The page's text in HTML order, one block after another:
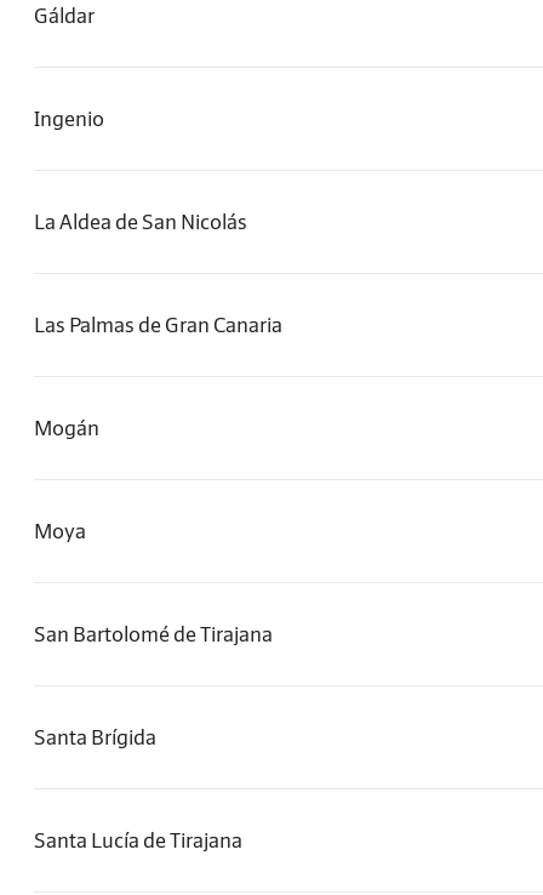
Gáldar
Ingenio
La Aldea de San Nicolás
Las Palmas de Gran Canaria
Mogán
Moya
San Bartolomé de Tirajana
Santa Brígida
Santa Lucía de Tirajana